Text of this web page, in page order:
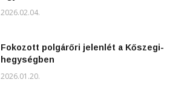
2026.02.04.
Fokozott polgárőri jelenlét a Kőszegi-
hegységben
2026.01.20.